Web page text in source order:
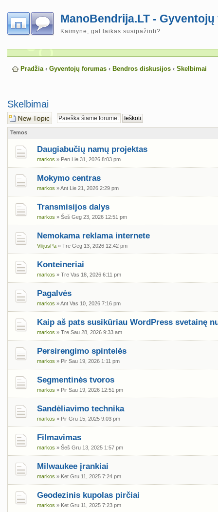
ManoBendrija.LT -
Kaimyne, gal laikas susipažinti?
Pradžia ‹ Gyventojų forumas ‹ Bendros diskusijos ‹ Skelbimai
Skelbimai
Naujos temos
kūrimas
Temos
Daugiabučių namų projektas
markos » Pen Lie 31, 2026 8:03 pm
Mokymo centras
markos » Ant Lie 21, 2026 2:29 pm
Transmisijos dalys
markos » Šeš Geg 23, 2026 12:51 pm
Nemokama reklama internete
VilijusPa » Tre Geg 13, 2026 12:42 pm
Konteineriai
markos » Tre Vas 18, 2026 6:11 pm
Pagalvės
markos » Ant Vas 10, 2026 7:16 pm
Kaip aš pats susikūriau WordPress svetainę
markos » Tre Sau 28, 2026 9:33 am
Persirengimo spintelės
markos » Pir Sau 19, 2026 1:11 pm
Segmentinės tvoros
markos » Pir Sau 19, 2026 12:51 pm
Sandėliavimo technika
markos » Pir Gru 15, 2025 9:03 pm
Filmavimas
markos » Šeš Gru 13, 2025 1:57 pm
Milwaukee įrankiai
markos » Ket Gru 11, 2025 7:24 pm
Geodezinis kupolas pirčiai
markos » Ket Gru 11, 2025 7:23 pm